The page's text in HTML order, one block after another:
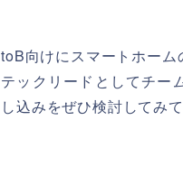
toB向けにスマートホーム
テックリードとしてチー
し込みをぜひ検討してみて